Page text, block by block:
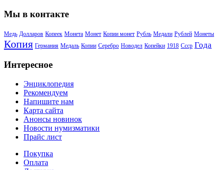
Мы в контакте
Медь Долларов Копеек Монета Монет Копии монет Рубль Медали Рублей Монеты
Копия Германия Медаль Копии Серебро Новодел Копейки 1918 Ссср Года
Интересное
Энциклопедия
Рекомендуем
Напишите нам
Карта сайта
Анонсы новинок
Новости нумизматики
Прайс лист
Покупка
Оплата